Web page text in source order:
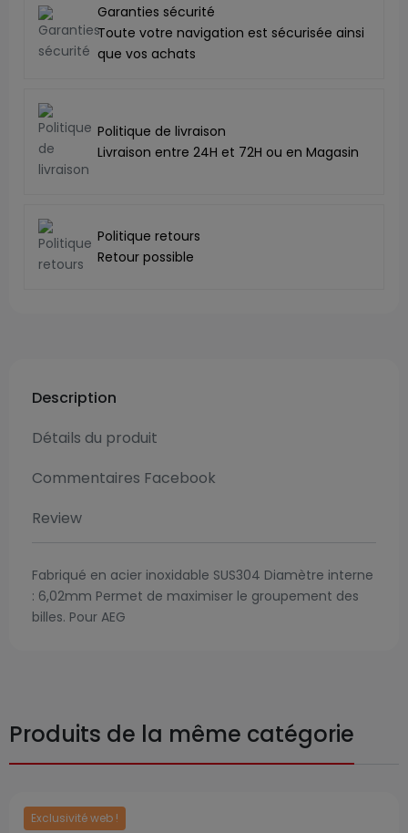
Garanties sécurité
Toute votre navigation est sécurisée ainsi
que vos achats
Politique de livraison
Livraison entre 24H et 72H ou en Magasin
Politique retours
Retour possible
Description
Détails du produit
Commentaires Facebook
Review
Fabriqué en acier inoxidable SUS304 Diamètre interne
: 6,02mm Permet de maximiser le groupement des
billes. Pour AEG
Produits de la même catégorie
Exclusivité web !